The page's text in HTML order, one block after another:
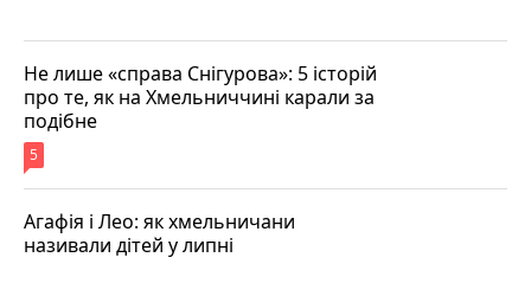
Не лише «справа Снігурова»: 5 історій
про те, як на Хмельниччині карали за
подібне
5
Агафія і Лео: як хмельничани
називали дітей у липні